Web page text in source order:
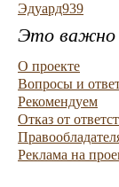
Эдуард939
Это важно
О проекте
Вопросы и
Рекомендуем
Отказ от
Реклама на